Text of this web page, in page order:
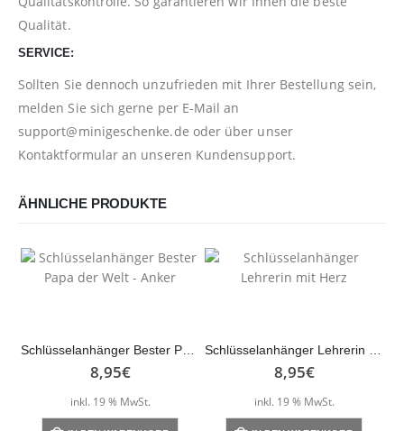
Qualität.
SERVICE:
Sollten Sie dennoch unzufrieden mit Ihrer Bestellung sein,
melden Sie sich gerne per E-Mail an
support@minigeschenke.de oder über unser
Kontaktformular an unseren Kundensupport.
ÄHNLICHE PRODUKTE
Schlüsselanhänger Bester Papa der Welt – Anker
8,95€
inkl. 19 % MwSt.
Schlüsselanhänger Lehrerin mit Herz
8,95€
inkl. 19 % MwSt.